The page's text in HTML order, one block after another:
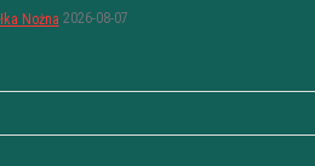
Nożna 2026-08-07